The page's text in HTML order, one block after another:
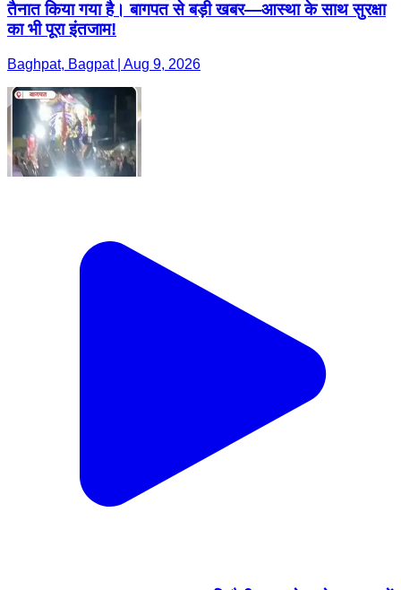
तैनात किया गया है। बागपत से बड़ी खबर—आस्था के साथ सुरक्षा
का भी पूरा इंतजाम!
Baghpat, Bagpat | Aug 9, 2026